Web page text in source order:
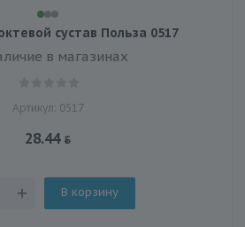
сустав Польза 0517
в магазинах
Артикул: 0517
28.44
В корзину